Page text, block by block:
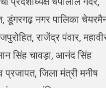
डूंगरगढ़ नगर पालिका
राजेंद्र पंवार,
सिंह चावड़ा, आनंद सिंह
प्रजापत, जिला मंत्री मनीष